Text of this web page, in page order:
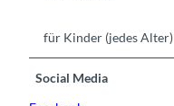
für Kinder (jedes Alter)
Social Media